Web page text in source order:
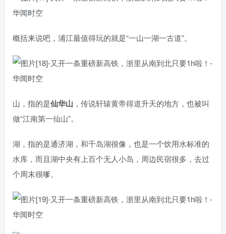
概括来说吧，浦江最值得玩的就是“一山一湖一古道”。
山，指的是仙华山 ，传说轩辕黄帝得道升天的地方，也被叫
做“江南第一仙山”。
湖，指的是通济湖，和千岛湖很像，也是一个饮用水标准的
水库，而且湖中央有上百个无人小岛，周边民宿很多，去过
个周末很嗲。